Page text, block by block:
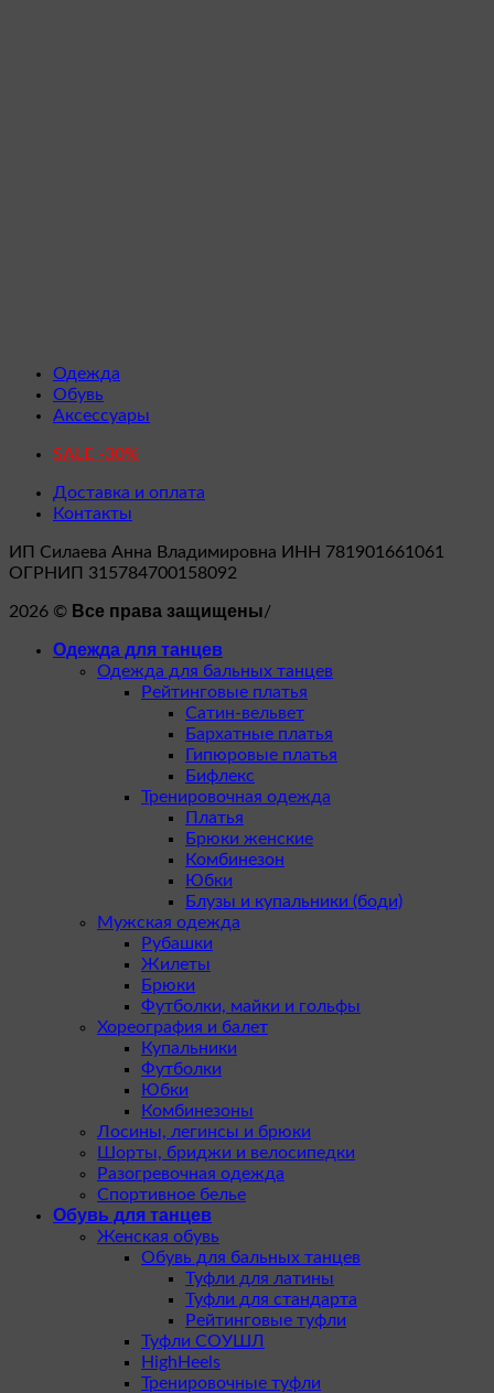
Одежда
Обувь
Аксессуары
SALE -30%
Доставка и оплата
Контакты
ИП Силаева Анна Владимировна ИНН 781901661061
ОГРНИП 315784700158092
2026 © Все права защищены/
Одежда для танцев
Одежда для бальных танцев
Рейтинговые платья
Сатин-вельвет
Бархатные платья
Гипюровые платья
Бифлекс
Тренировочная одежда
Платья
Брюки женские
Комбинезон
Юбки
Блузы и купальники (боди)
Мужская одежда
Рубашки
Жилеты
Брюки
Футболки, майки и гольфы
Хореография и балет
Купальники
Футболки
Юбки
Комбинезоны
Лосины, легинсы и брюки
Шорты, бриджи и велосипедки
Разогревочная одежда
Спортивное белье
Обувь для танцев
Женская обувь
Обувь для бальных танцев
Туфли для латины
Туфли для стандарта
Рейтинговые туфли
Туфли СОУШЛ
HighHeels
Тренировочные туфли